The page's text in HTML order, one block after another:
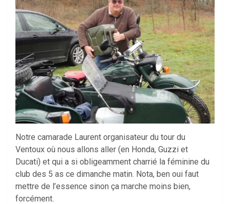
Notre camarade Laurent organisateur du tour du
Ventoux où nous allons aller (en Honda, Guzzi et
Ducati) et qui a si obligeamment charrié la féminine du
club des 5 as ce dimanche matin. Nota, ben oui faut
mettre de l’essence sinon ça marche moins bien,
forcément.